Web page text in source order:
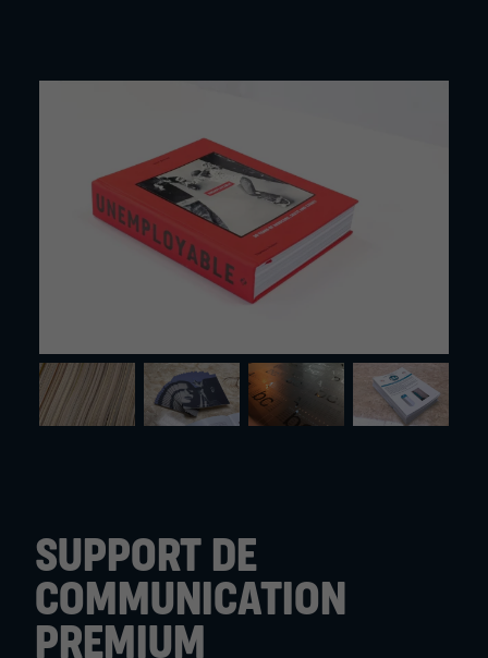
SUPPORT DE
COMMUNICATION
PREMIUM